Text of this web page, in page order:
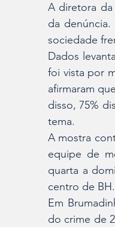
A diretora da
da
sociedade
Dados
foi vista por
afirmaram
disso, 75%
tema.
A mostra
equipe de
quarta a
centro de BH.
Em
do crime de